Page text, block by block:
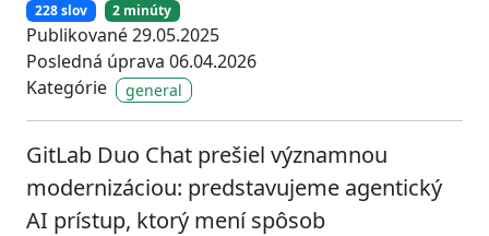
228 slov 2 minúty
Publikované 29.05.2025
Posledná úprava 06.04.2026
Kategórie
general
GitLab Duo Chat prešiel významnou
modernizáciou: predstavujeme agentický
AI prístup, ktorý mení spôsob